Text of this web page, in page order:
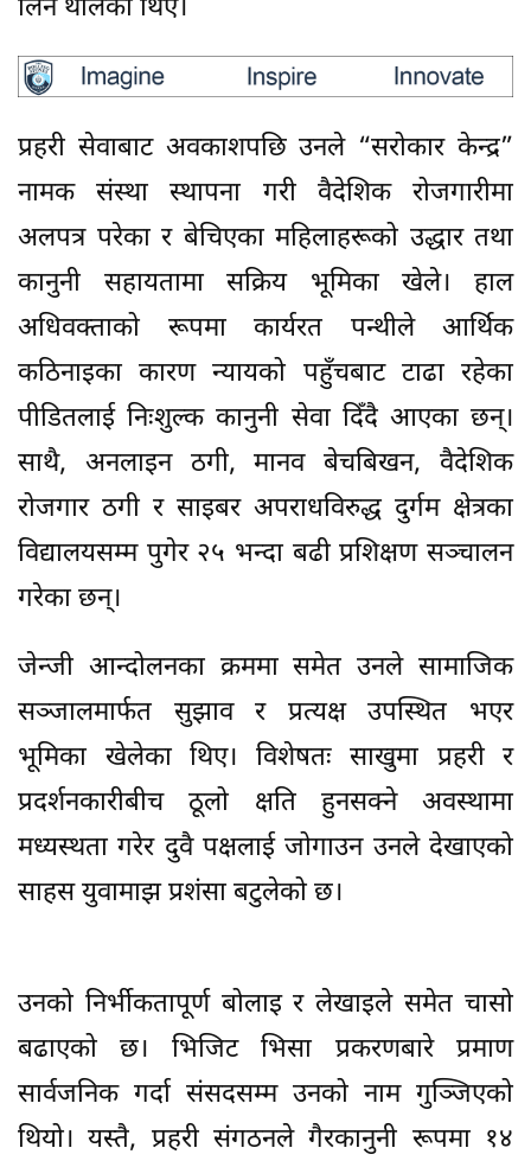
लिन थालेका थिए।
प्रहरी सेवाबाट अवकाशपछि उनले “सरोकार केन्द्र”
नामक संस्था स्थापना गरी वैदेशिक रोजगारीमा
अलपत्र परेका र बेचिएका महिलाहरूको उद्धार तथा
कानुनी सहायतामा सक्रिय भूमिका खेले। हाल
अधिवक्ताको रूपमा कार्यरत पन्थीले आर्थिक
कठिनाइका कारण न्यायको पहुँचबाट टाढा रहेका
पीडितलाई निःशुल्क कानुनी सेवा दिँदै आएका छन्।
साथै, अनलाइन ठगी, मानव बेचबिखन, वैदेशिक
रोजगार ठगी र साइबर अपराधविरुद्ध दुर्गम क्षेत्रका
विद्यालयसम्म पुगेर २५ भन्दा बढी प्रशिक्षण सञ्चालन
गरेका छन्।
जेन्जी आन्दोलनका क्रममा समेत उनले सामाजिक
सञ्जालमार्फत सुझाव र प्रत्यक्ष उपस्थित भएर
भूमिका खेलेका थिए। विशेषतः साखुमा प्रहरी र
प्रदर्शनकारीबीच ठूलो क्षति हुनसक्ने अवस्थामा
मध्यस्थता गरेर दुवै पक्षलाई जोगाउन उनले देखाएको
साहस युवामाझ प्रशंसा बटुलेको छ।
उनको निर्भीकतापूर्ण बोलाइ र लेखाइले समेत चासो
बढाएको छ। भिजिट भिसा प्रकरणबारे प्रमाण
सार्वजनिक गर्दा संसदसम्म उनको नाम गुञ्जिएको
थियो। यस्तै, प्रहरी संगठनले गैरकानुनी रूपमा १४